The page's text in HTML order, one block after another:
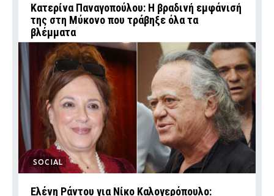
Κατερίνα Παναγοπούλου: Η βραδινή εμφάνισή
της στη Μύκονο που τράβηξε όλα τα
βλέμματα
SOCIAL
Ελένη Ράντου για Νίκο Καλογερόπουλο: